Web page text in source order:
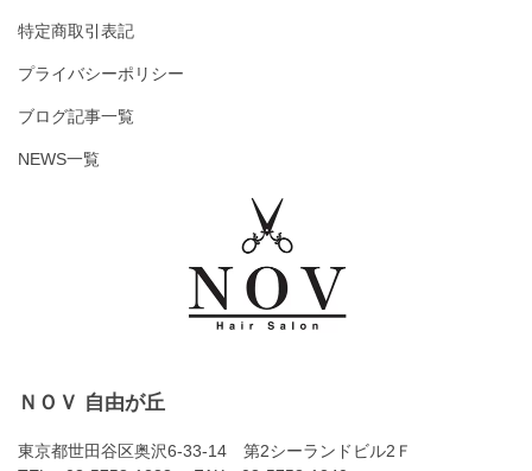
特定商取引表記
プライバシーポリシー
ブログ記事一覧
NEWS一覧
ＮＯＶ 自由が丘
東京都世田谷区奥沢6-33-14 第2シーランドビル2Ｆ